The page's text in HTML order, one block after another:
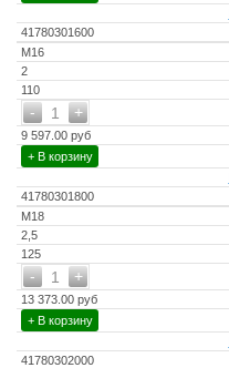
41780301600
М16
2
110
+
- 1
9 597.00 руб
+ В корзину
41780301800
М18
2,5
125
+
- 1
13 373.00 руб
+ В корзину
41780302000